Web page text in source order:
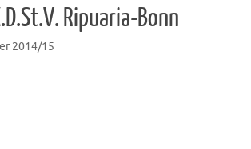
Ripuaria-Bonn
2014/15